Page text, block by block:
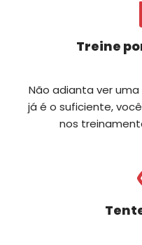
Treine
Não adianta ver
já é o suficiente,
nos